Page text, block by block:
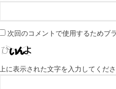
次回のコメントで使用するためブ
上に表示された文字を入力してくださ